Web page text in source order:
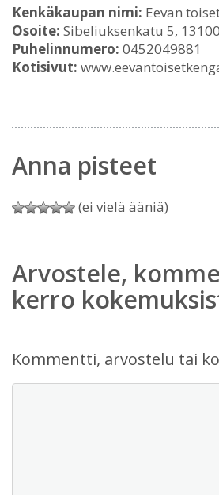
Kenkäkaupan nimi: Eevan
Osoite: Sibeliuksenkatu 5,
Puhelinnumero: 0452049881
Kotisivut:
Anna pisteet
(ei vielä ääniä)
Arvostele,
kerro
Kommentti, arvostelu tai